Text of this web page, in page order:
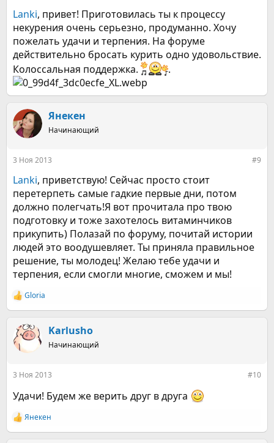
Lanki, привет! Приготовилась ты к процессу
некурения очень серьезно, продуманно. Хочу
пожелать удачи и терпения. На форуме
действительно бросать курить одно удовольствие.
Колоссальная поддержка.
.
Янекен
Начинающий
3 Ноя 2013 #9
Lanki, приветствую! Сейчас просто стоит
перетерпеть самые гадкие первые дни, потом
должно полегчать!Я вот прочитала про твою
подготовку и тоже захотелось витаминчиков
прикупить) Полазай по форуму, почитай истории
людей это воодушевляет. Ты приняла правильное
решение, ты молодец! Желаю тебе удачи и
терпения, если смогли многие, сможем и мы!
Р
е
ц
и
Gloria
Karlusho
Начинающий
3 Ноя 2013 #10
Удачи! Будем же верить друг в друга
Р
е
Янекен